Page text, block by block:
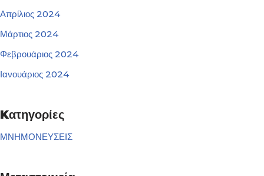
Απρίλιος 2024
Μάρτιος 2024
Φεβρουάριος 2024
Ιανουάριος 2024
Kατηγορίες
ΜΝΗΜΟΝΕΥΣΕΙΣ